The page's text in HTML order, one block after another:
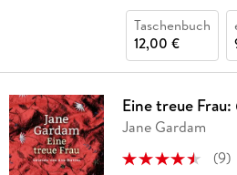
Taschenbuch
12,00 €
Eine treue Frau:
Jane Gardam
(9)